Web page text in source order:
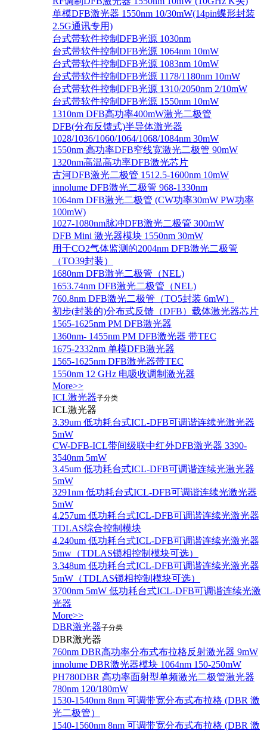
单模DFB激光器 1550nm 10/30mW(14pin蝶形封装
2.5G通讯专用)
台式带软件控制DFB光源 1030nm
台式带软件控制DFB光源 1064nm 10mW
台式带软件控制DFB光源 1083nm 10mW
台式带软件控制DFB光源 1178/1180nm 10mW
台式带软件控制DFB光源 1310/2050nm 2/10mW
台式带软件控制DFB光源 1550nm 10mW
1310nm DFB高功率400mW激光二极管
DFB(分布反馈式)半导体激光器
1028/1036/1060/1064/1068/1084nm 30mW
1550nm 高功率DFB窄线宽激光二极管 90mW
1320nm高温高功率DFB激光芯片
古河DFB激光二极管 1512.5-1600nm 10mW
innolume DFB激光二极管 968-1330nm
1064nm DFB激光二极管 (CW功率30mW PW功率
100mW)
1027-1080nm脉冲DFB激光二极管 300mW
DFB Mini 激光器模块 1550nm 30mW
用于CO2气体监测的2004nm DFB激光二极管
（TO39封装）
1680nm DFB激光二极管（NEL)
1653.74nm DFB激光二极管（NEL)
760.8nm DFB激光二极管（TO5封装 6mW）
初步(封装的)分布式反馈（DFB）载体激光器芯片
1565-1625nm PM DFB激光器
1360nm- 1455nm PM DFB激光器 带TEC
1675-2332nm 单模DFB激光器
1565-1625nm DFB激光器带TEC
1550nm 12 GHz 电吸收调制激光器
More>>
ICL激光器子分类
ICL激光器
3.39um 低功耗台式ICL-DFB可调谐连续光激光器
5mW
CW-DFB-ICL带间级联中红外DFB激光器 3390-
3540nm 5mW
3.45um 低功耗台式ICL-DFB可调谐连续光激光器
5mW
3291nm 低功耗台式ICL-DFB可调谐连续光激光器
5mW
4.257um 低功耗台式ICL-DFB可调谐连续光激光器
TDLAS综合控制模块
4.240um 低功耗台式ICL-DFB可调谐连续光激光器
5mw（TDLAS锁相控制模块可选）
3.348um 低功耗台式ICL-DFB可调谐连续光激光器
5mW（TDLAS锁相控制模块可选）
3700nm 5mW 低功耗台式ICL-DFB可调谐连续光激
光器
More>>
DBR激光器子分类
DBR激光器
760nm DBR高功率分布式布拉格反射激光器 9mW
innolume DBR激光器模块 1064nm 150-250mW
PH780DBR 高功率面射型单频激光二极管激光器
780nm 120/180mW
1530-1540nm 8nm 可调带宽分布式布拉格 (DBR 激
光二极管）
1540-1560nm 8nm 可调带宽分布式布拉格 (DBR 激